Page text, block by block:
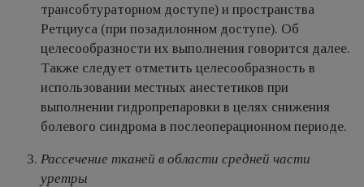
трансобтураторном доступе) и пространства
Ретциуса (при позадилонном доступе). Об
целесообразности их выполнения говорится далее.
Также следует отметить целесообразность в
использовании местных анестетиков при
выполнении гидропрепаровки в целях снижения
болевого синдрома в послеоперационном периоде.
Рассечение тканей в области средней части
уретры